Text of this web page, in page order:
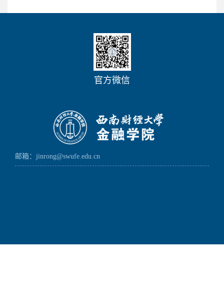
官方微信
邮箱：jinrong@swufe.edu.cn